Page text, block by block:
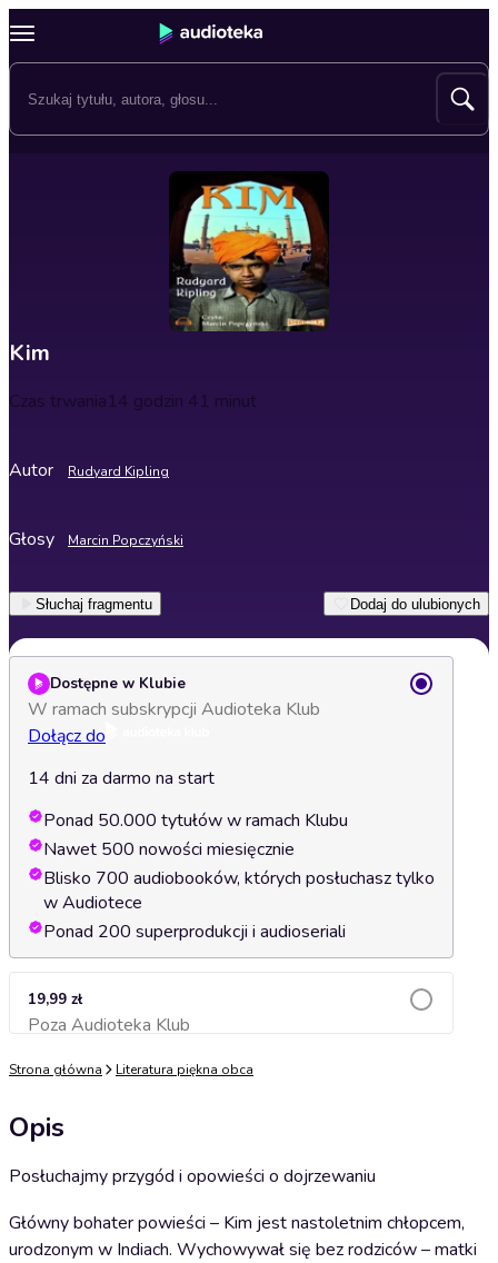
Kim
Czas trwania14 godzin 41 minut
Autor Rudyard Kipling
Głosy Marcin Popczyński
Słuchaj fragmentu Dodaj do ulubionych
Dostępne w Klubie
W ramach subskrypcji Audioteka Klub
Dołącz do
14 dni za darmo na start
Ponad 50.000 tytułów w ramach Klubu
Nawet 500 nowości miesięcznie
Blisko 700 audiobooków, których posłuchasz tylko
w Audiotece
Ponad 200 superprodukcji i audioseriali
19,99 zł
Poza Audioteka KlubDodaj do koszyka
Strona główna Literatura piękna obca
Opis
Posłuchajmy przygód i opowieści o dojrzewaniu
Główny bohater powieści – Kim jest nastoletnim chłopcem,
urodzonym w Indiach. Wychowywał się bez rodziców – matki